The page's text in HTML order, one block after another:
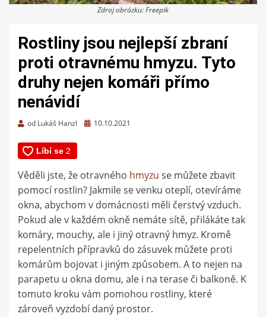
Zdroj obrázku: Freepik
Rostliny jsou nejlepší zbraní
proti otravnému hmyzu. Tyto
druhy nejen komáři přímo
nenávidí
od Lukáš Hanzl
Zveřejněno
10.10.2021
Věděli jste, že otravného hmyzu se můžete zbavit
pomocí rostlin? Jakmile se venku oteplí, otevíráme
okna, abychom v domácnosti měli čerstvý vzduch.
Pokud ale v každém okně nemáte sítě, přilákáte tak
komáry, mouchy, ale i jiný otravný hmyz. Kromě
repelentních přípravků do zásuvek můžete proti
komárům bojovat i jiným způsobem. A to nejen na
parapetu u okna domu, ale i na terase či balkoně. K
tomuto kroku vám pomohou rostliny, které
zároveň vyzdobí daný prostor.